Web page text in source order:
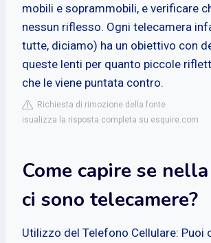
mobili e soprammobili, e verificare
nessun riflesso. Ogni telecamera
tutte, diciamo) ha un obiettivo con
queste lenti per quanto piccole
che le viene puntata contro.
Richiesta di rimozione della fonte
isualizza la risposta completa su esquire.com
Come capire se
ci sono telecamere?
Utilizzo del Telefono Cellulare: Puoi